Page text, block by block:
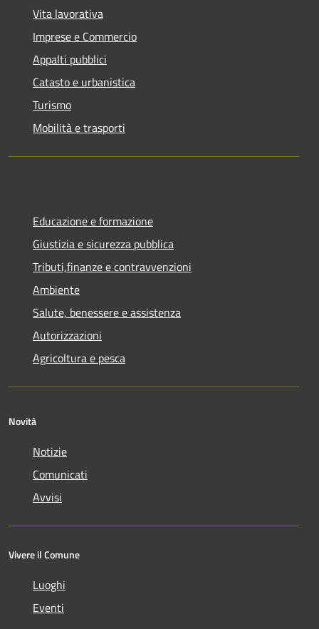
Vita lavorativa
Imprese e Commercio
Appalti pubblici
Catasto e urbanistica
Turismo
Mobilità e trasporti
Educazione e formazione
Giustizia e sicurezza pubblica
Tributi,finanze e contravvenzioni
Ambiente
Salute, benessere e assistenza
Autorizzazioni
Agricoltura e pesca
Novità
Notizie
Comunicati
Avvisi
Vivere il Comune
Luoghi
Eventi